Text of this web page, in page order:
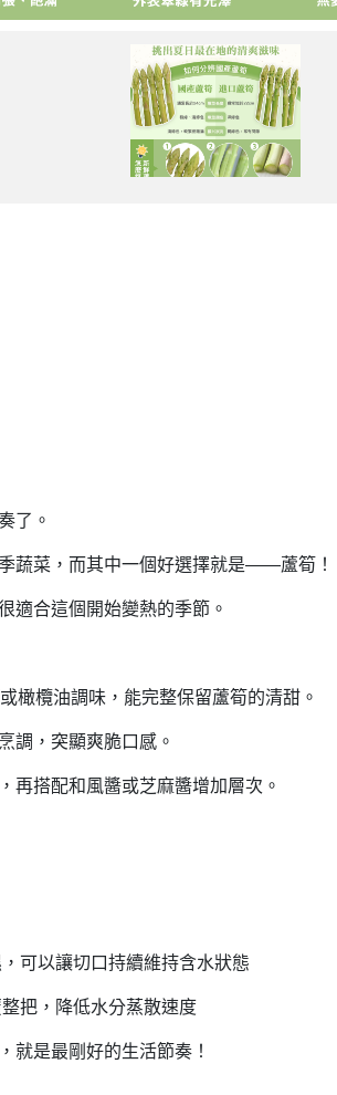
了。
蔬菜，而其中一個好選擇就是——蘆筍！
適合這個開始變熱的季節。
橄欖油調味，能完整保留蘆筍的清甜。
調，突顯爽脆口感。
再搭配和風醬或芝麻醬增加層次。
可以讓切口持續維持含水狀態
把，降低水分蒸散速度
就是最剛好的生活節奏！